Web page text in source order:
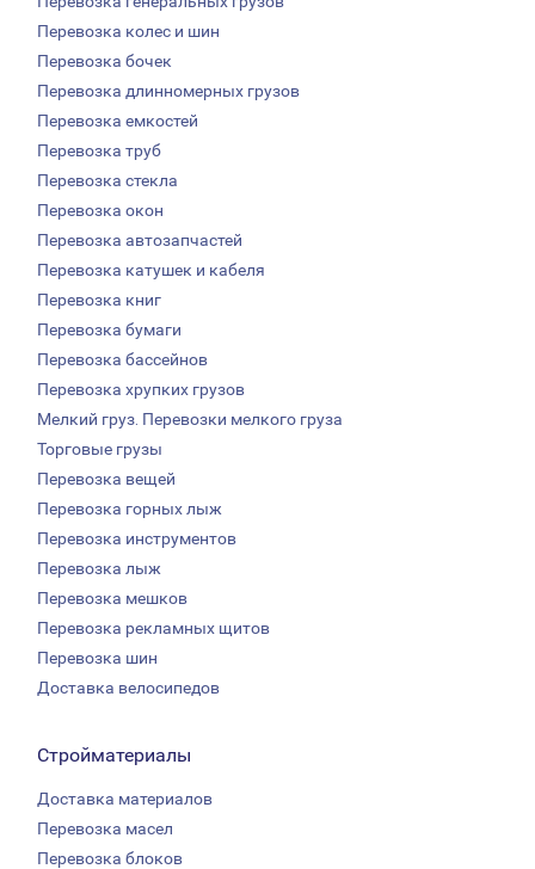
Перевозка колес и шин
Перевозка бочек
Перевозка длинномерных грузов
Перевозка емкостей
Перевозка труб
Перевозка стекла
Перевозка окон
Перевозка автозапчастей
Перевозка катушек и кабеля
Перевозка книг
Перевозка бумаги
Перевозка бассейнов
Перевозка хрупких грузов
Мелкий груз. Перевозки мелкого груза
Торговые грузы
Перевозка вещей
Перевозка горных лыж
Перевозка инструментов
Перевозка лыж
Перевозка мешков
Перевозка рекламных щитов
Перевозка шин
Доставка велосипедов
Стройматериалы
Доставка материалов
Перевозка масел
Перевозка блоков